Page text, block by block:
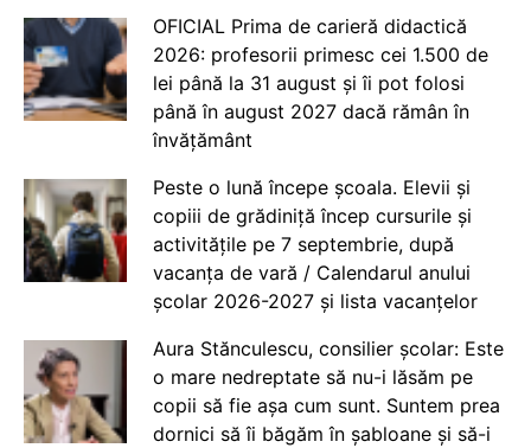
OFICIAL Prima de carieră didactică
2026: profesorii primesc cei 1.500 de
lei până la 31 august și îi pot folosi
până în august 2027 dacă rămân în
învățământ
Peste o lună începe școala. Elevii și
copiii de grădiniță încep cursurile și
activitățile pe 7 septembrie, după
vacanța de vară / Calendarul anului
școlar 2026-2027 și lista vacanțelor
Aura Stănculescu, consilier școlar: Este
o mare nedreptate să nu-i lăsăm pe
copii să fie așa cum sunt. Suntem prea
dornici să îi băgăm în șabloane și să-i